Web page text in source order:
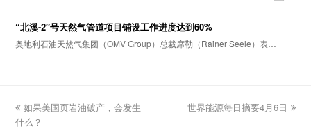
“北溪-2″号天然气管道项目铺设工作进度达到60%
奥地利石油天然气集团（OMV Group）总裁席勒（Rainer Seele）表…
previous
post:
如果美国页岩油破产，会发生
什么？
next
世界能源每日摘要4月6日